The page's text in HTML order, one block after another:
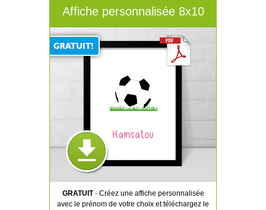
Affiche personnalisée 8x10
Hamsatou
GRATUIT- Créez une affiche personnalisée
avec le prénom de votre choix et téléchargez le